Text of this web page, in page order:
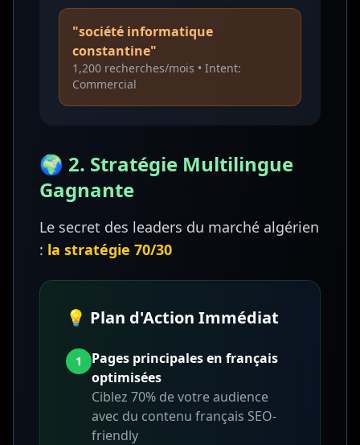
"société informatique
constantine"
1,200 recherches/mois • Intent:
Commercial
🌍 2. Stratégie Multilingue
Gagnante
Le secret des leaders du marché algérien
: la stratégie 70/30
💡 Plan d'Action Immédiat
1
Pages principales en français
optimisées
Ciblez 70% de votre audience
avec du contenu français SEO-
friendly